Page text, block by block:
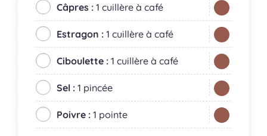
Câpres : 1 cuillère à café
Estragon : 1 cuillère à café
Ciboulette : 1 cuillère à café
Sel : 1 pincée
Poivre : 1 pointe